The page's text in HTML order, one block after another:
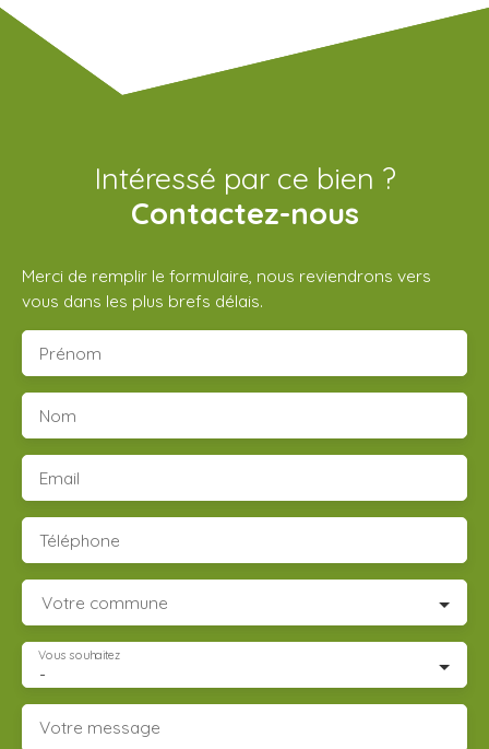
Intéressé par ce bien ?
Contactez-nous
Merci de remplir le formulaire, nous reviendrons vers
vous dans les plus brefs délais.
Prénom
Nom
Email
Téléphone
Votre commune
-
Vous souhaitez
Votre message